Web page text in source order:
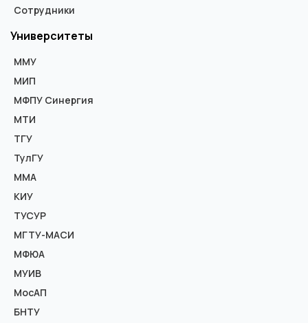
Сотрудники
Университеты
ММУ
МИП
МФПУ Синергия
МТИ
ТГУ
ТулГУ
ММА
КИУ
ТУСУР
МГТУ-МАСИ
МФЮА
МУИВ
МосАП
БНТУ